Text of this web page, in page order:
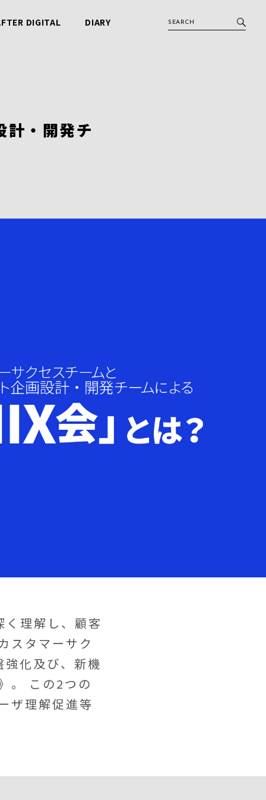
DIGITAL DIARY
・開発チ
理解し、顧客
スタマーサク
化及び、新機
。 この2つの
ザ理解促進等